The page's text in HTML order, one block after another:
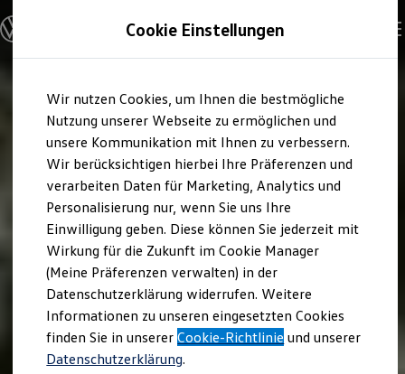
Hauptinhalt
springen
Footer
springen
Modelle & Konfigurator
Nutzfahrzeugkategorien entdecken
Modelle konfigurieren
Vorgängermodelle und Oldtimer
Vorgängermodelle
Oldtimer
Bulli Historie
Branchenlösungen & Gewerbekunden
Umbaulösungen und Hersteller finden
Auf- und Umbauten entdecken & konfigurieren
Groß- und Sonderkunden
Großkunden
Kommunen & Behörden
Journalisten
Sportvereine
Branchenlösungen
Bau & Handwerk
Gewerbliche Personenbeförderung
Service & mobile Werkstätten
Kurier, Logistik & Handel
Cookie Einstellungen
Wir nutzen Cookies, um Ihnen die bestmögliche
Nutzung unserer Webseite zu ermöglichen und
unsere Kommunikation mit Ihnen zu verbessern.
Wir berücksichtigen hierbei Ihre Präferenzen und
verarbeiten Daten für Marketing, Analytics und
Personalisierung nur, wenn Sie uns Ihre
Einwilligung geben. Diese können Sie jederzeit mit
Wirkung für die Zukunft im Cookie Manager
(Meine Präferenzen verwalten) in der
Datenschutzerklärung widerrufen. Weitere
Informationen zu unseren eingesetzten Cookies
finden Sie in unsererCookie-Richtlinie und unserer
Datenschutzerklärung.